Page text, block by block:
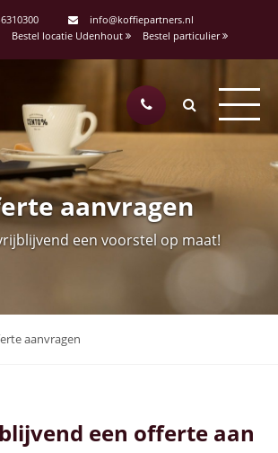
info@koffiepartners.nl
Bestel locatie Udenhout Bestel particulier
aanvragen
een voorstel op maat!
aanvragen
een offerte aan